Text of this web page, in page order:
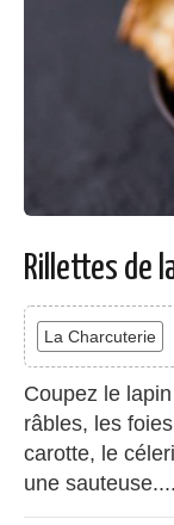
Rillettes de
La Charcuterie
Coupez le
râbles, les
carotte, le
une sauteuse....